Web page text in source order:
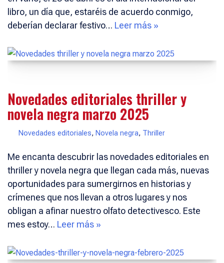
libro, un día que, estaréis de acuerdo conmigo,
deberían declarar festivo… Leer más »
Novedades editoriales thriller y
novela negra marzo 2025
Novedades editoriales, Novela negra, Thriller
Me encanta descubrir las novedades editoriales en
thriller y novela negra que llegan cada más, nuevas
oportunidades para sumergirnos en historias y
crímenes que nos llevan a otros lugares y nos
obligan a afinar nuestro olfato detectivesco. Este
mes estoy… Leer más »